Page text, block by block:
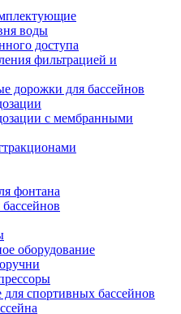
воды
доступа
фильтрацией и
дорожки для бассейнов
с мембранными
фонтана
оборудование
спортивных бассейнов